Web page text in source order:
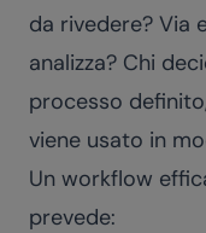
da rivedere? Via
analizza? Chi
processo
viene usato in
Un workflow
prevede: